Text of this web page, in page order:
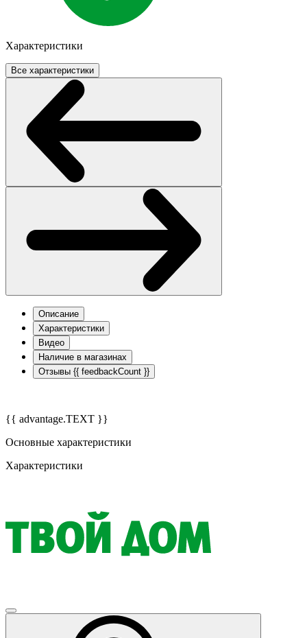
Характеристики
Все характеристики
Описание
Характеристики
Видео
Наличие в магазинах
Отзывы {{ feedbackCount }}
{{ advantage.TEXT }}
Основные характеристики
Характеристики